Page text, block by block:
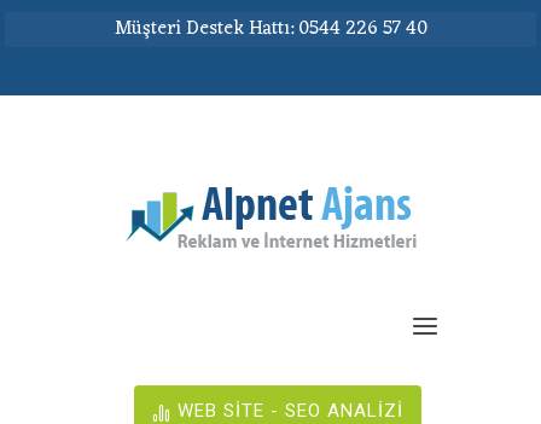
Müşteri Destek Hattı: 0544 226 57 40
WEB SİTE - SEO ANALİZİ